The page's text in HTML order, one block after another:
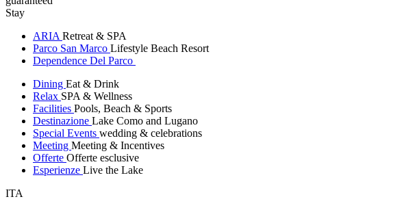
Stay
ARIA Retreat & SPA
Parco San Marco Lifestyle Beach Resort
Dependence Del Parco
Dining Eat & Drink
Relax SPA & Wellness
Facilities Pools, Beach & Sports
Destinazione Lake Como and Lugano
Special Events wedding & celebrations
Meeting Meeting & Incentives
Offerte Offerte esclusive
Esperienze Live the Lake
ITA